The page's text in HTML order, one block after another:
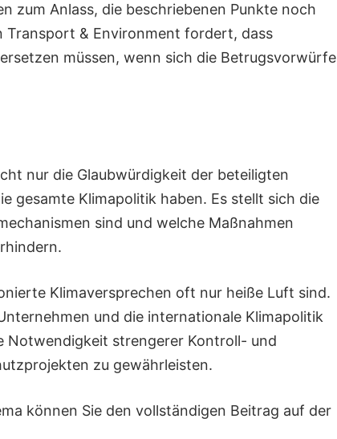
zum Anlass, die beschriebenen Punkte noch
Transport & Environment fordert, dass
müssen, wenn sich die Betrugsvorwürfe
nur die Glaubwürdigkeit der beteiligten
gesamte Klimapolitik haben. Es stellt sich die
sind und welche Maßnahmen
Klimaversprechen oft nur heiße Luft sind.
und die internationale Klimapolitik
Notwendigkeit strengerer Kontroll- und
zu gewährleisten.
können Sie den vollständigen Beitrag auf der